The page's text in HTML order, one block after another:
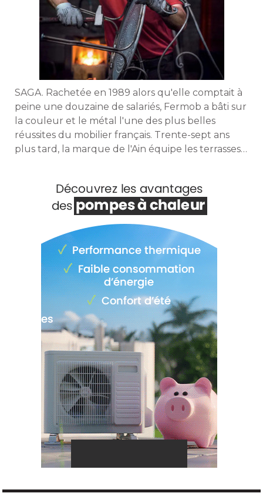
SAGA. Rachetée en 1989 alors qu'elle comptait à
peine une douzaine de salariés, Fermob a bâti sur
la couleur et le métal l'une des plus belles
réussites du mobilier français. Trente-sept ans
plus tard, la marque de l'Ain équipe les terrasses
ont été déployées à Manhattan en 2026. Avec sa
première collection dédiée à l'intérieur en 2024,
les espaces de vie.